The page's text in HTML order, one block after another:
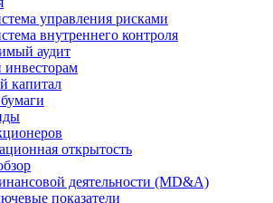
управления рисками
внутреннего контроля
аудит
капитал
открытость
деятельности (MD&A)
показатели